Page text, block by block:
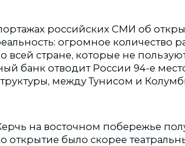
российских СМИ об
огромное количество
всей стране, которые не
банк отводит России 94-е
между Тунисом и
на восточном побережье
открытие было скорее